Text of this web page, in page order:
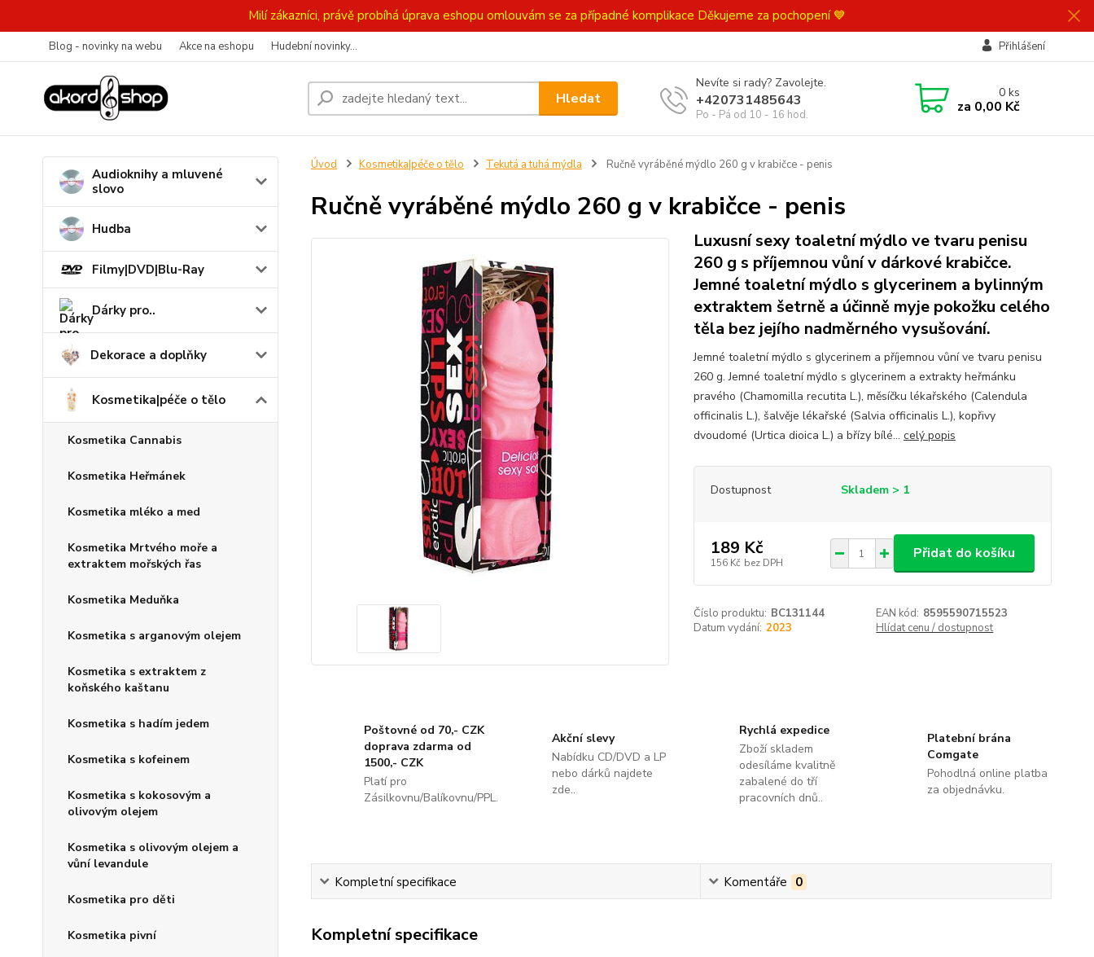
Milí zákazníci, právě probíhá úprava eshopu omlouvám se za případné komplikace Děkujeme za pochopení 💙
Blog - novinky na webu Akce na eshopu Hudební novinky... Přihlášení
Hledat
Nevíte si rady? Zavolejte.
+420731485643
Po - Pá od 10 - 16 hod.
0ks
za 0,00 Kč
Audioknihy a mluvené
slovo
Hudba
Filmy|DVD|Blu-Ray
Dárky pro..
Dekorace a doplňky
Kosmetika|péče o tělo
Kosmetika Cannabis
Kosmetika Heřmánek
Kosmetika mléko a med
Kosmetika Mrtvého moře a
extraktem mořských řas
Kosmetika Meduňka
Kosmetika s arganovým olejem
Kosmetika s extraktem z
koňského kaštanu
Kosmetika s hadím jedem
Kosmetika s kofeinem
Kosmetika s kokosovým a
olivovým olejem
Kosmetika s olivovým olejem a
vůní levandule
Kosmetika pro děti
Kosmetika pivní
Úvod Kosmetika|péče o tělo Tekutá a tuhá mýdla Ručně vyráběné mýdlo 260 g v krabičce - penis
Ručně vyráběné mýdlo 260 g v krabičce - penis
Luxusní sexy toaletní mýdlo ve tvaru penisu
260 g s příjemnou vůní v dárkové krabičce.
Jemné toaletní mýdlo s glycerinem a bylinným
extraktem šetrně a účinně myje pokožku celého
těla bez jejího nadměrného vysušování.
Jemné toaletní mýdlo s glycerinem a příjemnou vůní ve tvaru penisu
260 g. Jemné toaletní mýdlo s glycerinem a extrakty heřmánku
pravého (Chamomilla recutita L.), měsíčku lékařského (Calendula
officinalis L.), šalvěje lékařské (Salvia officinalis L.), kopřivy
dvoudomé (Urtica dioica L.) a břízy bílé... celý popis
Dostupnost Skladem > 1
189 Kč
156 Kč bez DPH
Přidat do košíku
Číslo produktu: BC131144 EAN kód: 8595590715523
Datum vydání: 2023 Hlídat cenu / dostupnost
Poštovné od 70,- CZK
doprava zdarma od
1500,- CZK
Platí pro
Zásilkovnu/Balíkovnu/PPL.
Akční slevy
Nabídku CD/DVD a LP
nebo dárků najdete
zde..
Rychlá expedice
Zboží skladem
odesíláme kvalitně
zabalené do tří
pracovních dnů..
Platební brána
Comgate
Pohodlná online platba
za objednávku.
Kompletní specifikace Komentáře 0
Kompletní specifikace